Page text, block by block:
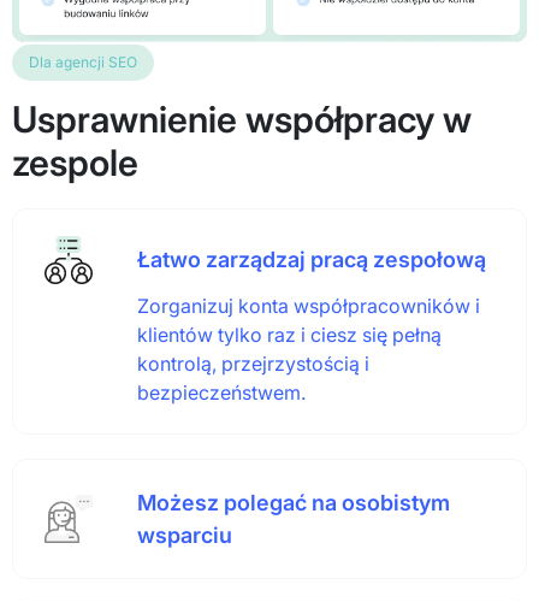
Dla agencji SEO
Usprawnienie współpracy w
zespole
Łatwo zarządzaj pracą zespołową
Zorganizuj konta współpracowników i
klientów tylko raz i ciesz się pełną
kontrolą, przejrzystością i
bezpieczeństwem.
Możesz polegać na osobistym
wsparciu